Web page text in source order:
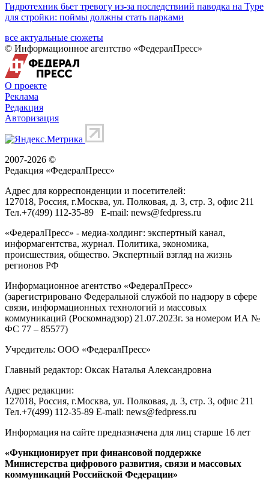
Гидротехник бьет тревогу из-за последствиий паводка на Туре
для стройки: поймы должны стать парками
все актуальные сюжеты
© Информационное агентство «ФедералПресс»
О проекте
Реклама
Редакция
Авторизация
2007-2026 ©
Редакция «ФедералПресс»
Адрес для корреспонденции и посетителей:
127018, Россия, г.Москва, ул. Полковая, д. 3, стр. 3, офис 211
Тел.+7(499) 112-35-89 E-mail: news@fedpress.ru
«ФедералПресс» - медиа-холдинг: экспертный канал,
информагентства, журнал. Политика, экономика,
происшествия, общество. Экспертный взгляд на жизнь
регионов РФ
Информационное агентство «ФедералПресс»
(зарегистрировано Федеральной службой по надзору в сфере
связи, информационных технологий и массовых
коммуникаций (Роскомнадзор) 21.07.2023г. за номером ИА №
ФС 77 – 85577)
Учредитель: ООО «ФедералПресс»
Главный редактор: Оксак Наталья Александровна
Адрес редакции:
127018, Россия, г.Москва, ул. Полковая, д. 3, стр. 3, офис 211
Тел.+7(499) 112-35-89 E-mail: news@fedpress.ru
Информация на сайте предназначена для лиц старше 16 лет
«Функционирует при финансовой поддержке
Министерства цифрового развития, связи и массовых
коммуникаций Российской Федерации»